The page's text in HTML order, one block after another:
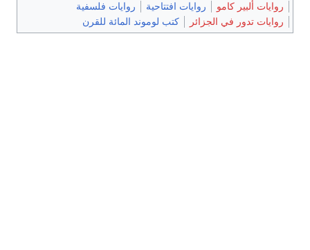
روايات ألبير كامو
روايات افتتاحية
روايات فلسفية
روايات تدور في الجزائر
كتب لوموند المائة للقرن